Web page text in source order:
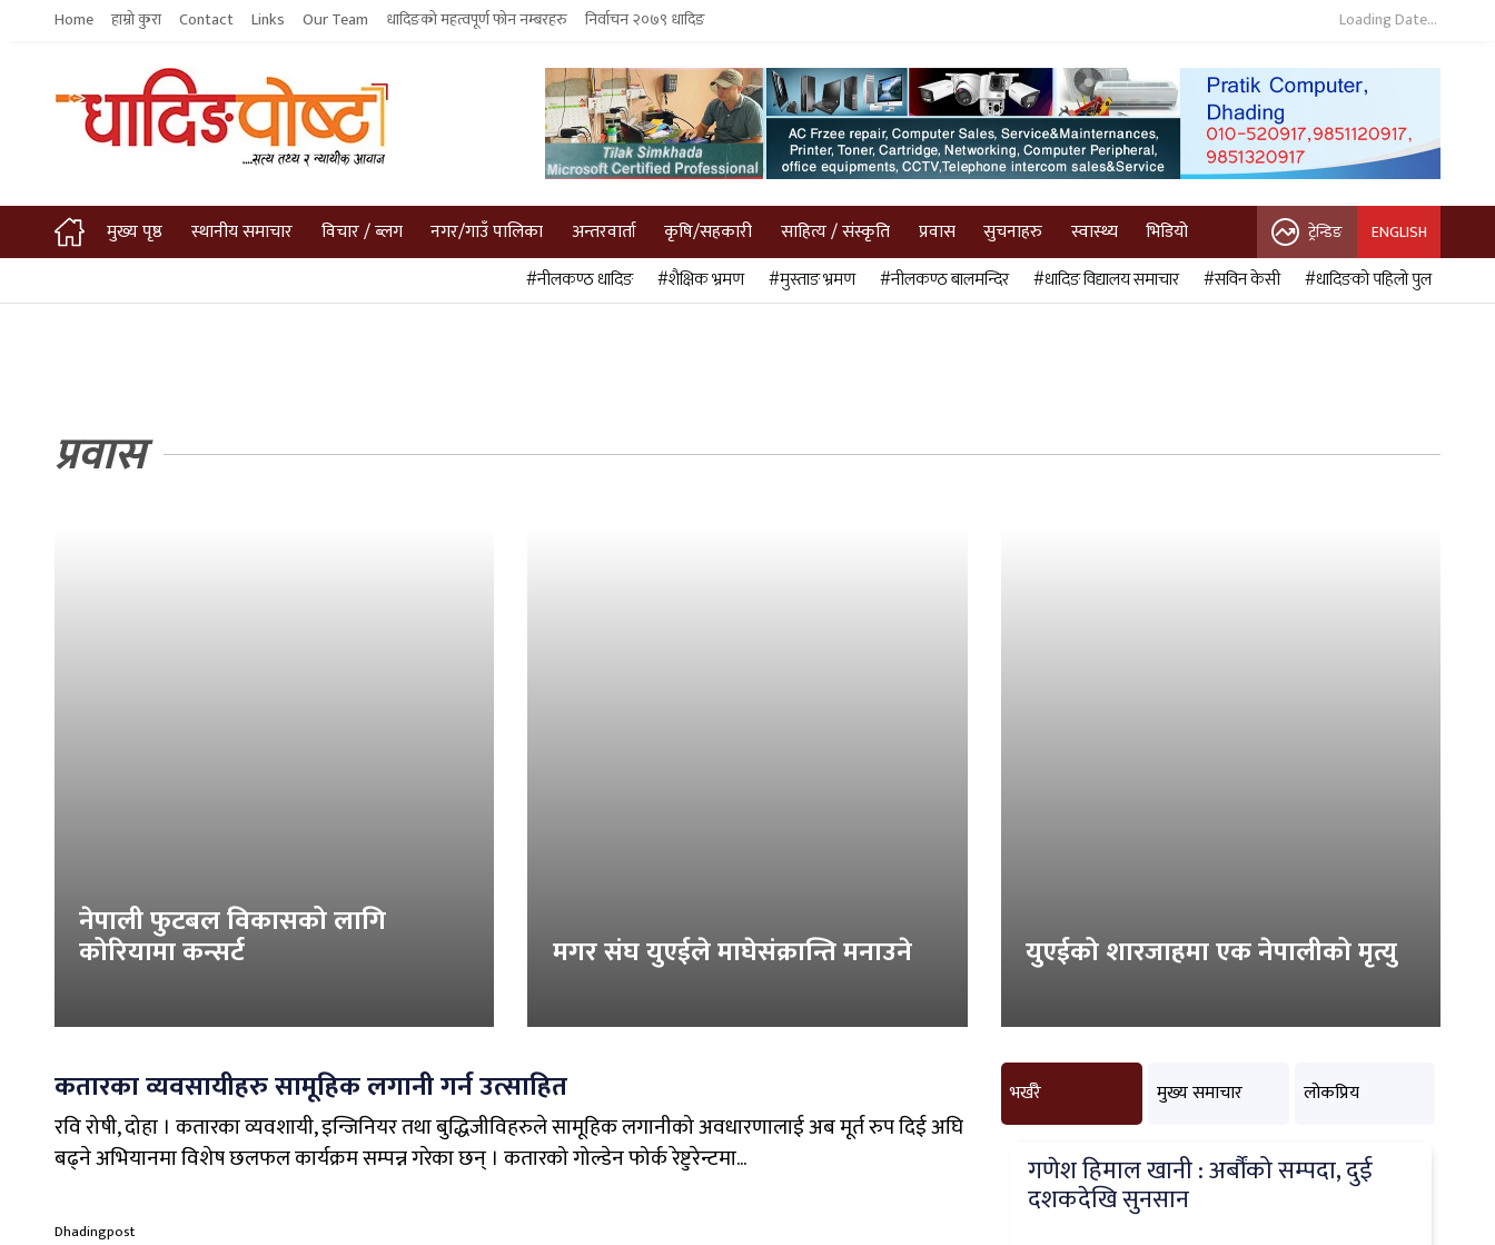
Home हाम्रो कुरा Contact Links Our Team धादिङको महत्वपूर्ण फोन नम्बरहरु निर्वाचन २०७९ धादिङ Loading Date...
मुख्य पृष्ठ स्थानीय समाचार विचार / ब्लग नगर/गाउँ पालिका अन्तरवार्ता कृषि/सहकारी साहित्य / संस्कृति प्रवास सुचनाहरु स्वास्थ्य भिडियो ट्रेन्डिङ ENGLISH
#नीलकण्ठ धादिङ #शैक्षिक भ्रमण #मुस्ताङ भ्रमण #नीलकण्ठ बालमन्दिर #धादिङ विद्यालय समाचार #सविन केसी #धादिङको पहिलो पुल
प्रवास
नेपाली फुटबल विकासको लागि
कोरियामा कन्सर्ट मगर संघ युएईले माघेसंक्रान्ति मनाउने युएईको शारजाहमा एक नेपालीको मृत्यु
कतारका व्यवसायीहरु सामूहिक लगानी गर्न उत्साहित
रवि रोषी, दोहा । कतारका व्यवशायी, इन्जिनियर तथा बुद्धिजीविहरुले सामूहिक लगानीको अवधारणालाई अब मूर्त रुप दिई अघि
बढ्ने अभियानमा विशेष छलफल कार्यक्रम सम्पन्न गरेका छन् । कतारको गोल्डेन फोर्क रेष्टुरेन्टमा...
Dhadingpost
भर्खरै मुख्य समाचार लोकप्रिय
गणेश हिमाल खानी : अर्बौंको सम्पदा, दुई
दशकदेखि सुनसान